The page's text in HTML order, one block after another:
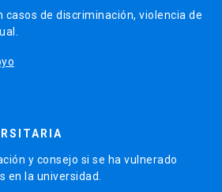
casos de discriminación, violencia de
y consejo si se ha vulnerado
en la universidad.